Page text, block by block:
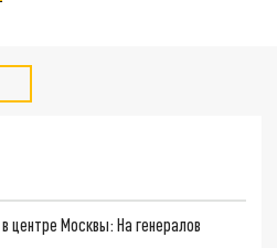
центре Москвы: На генералов